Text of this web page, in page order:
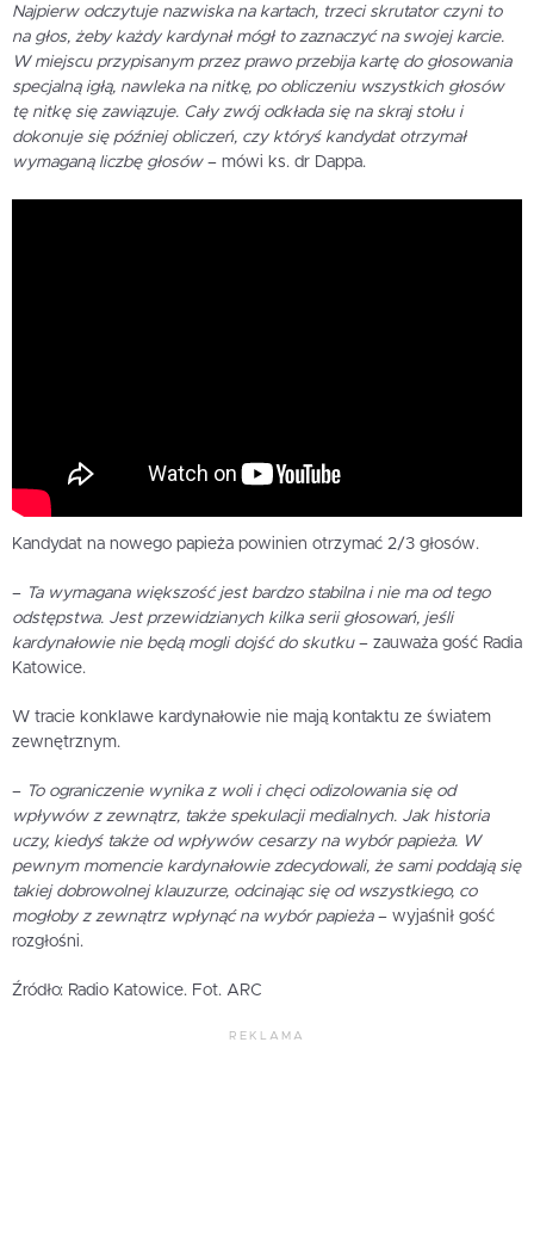
Najpierw odczytuje nazwiska na kartach, trzeci skrutator czyni to
na głos, żeby każdy kardynał mógł to zaznaczyć na swojej karcie.
W miejscu przypisanym przez prawo przebija kartę do głosowania
specjalną igłą, nawleka na nitkę, po obliczeniu wszystkich głosów
tę nitkę się zawiązuje. Cały zwój odkłada się na skraj stołu i
dokonuje się później obliczeń, czy któryś kandydat otrzymał
wymaganą liczbę głosów – mówi ks. dr Dappa.
Kandydat na nowego papieża powinien otrzymać 2/3 głosów.
– Ta wymagana większość jest bardzo stabilna i nie ma od tego
odstępstwa. Jest przewidzianych kilka serii głosowań, jeśli
kardynałowie nie będą mogli dojść do skutku – zauważa gość Radia
Katowice.
W tracie konklawe kardynałowie nie mają kontaktu ze światem
zewnętrznym.
– To ograniczenie wynika z woli i chęci odizolowania się od
wpływów z zewnątrz, także spekulacji medialnych. Jak historia
uczy, kiedyś także od wpływów cesarzy na wybór papieża. W
pewnym momencie kardynałowie zdecydowali, że sami poddają się
takiej dobrowolnej klauzurze, odcinając się od wszystkiego, co
mogłoby z zewnątrz wpłynąć na wybór papieża – wyjaśnił gość
rozgłośni.
Źródło: Radio Katowice. Fot. ARC
REKLAMA